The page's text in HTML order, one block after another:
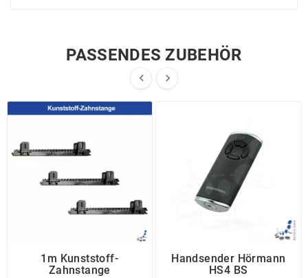
PASSENDES ZUBEHÖR
 
1m Kunststoff-
Zahnstange
Handsender Hörmann
HS4 BS